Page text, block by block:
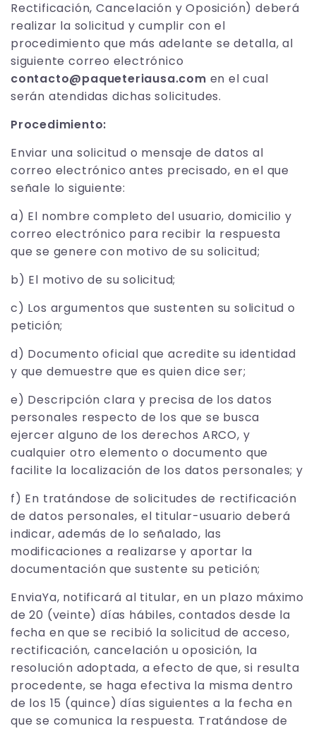
Rectificación, Cancelación y Oposición) deberá
realizar la solicitud y cumplir con el
procedimiento que más adelante se detalla, al
siguiente correo electrónico
contacto@paqueteriausa.com en el cual
serán atendidas dichas solicitudes.
Procedimiento:
Enviar una solicitud o mensaje de datos al
correo electrónico antes precisado, en el que
señale lo siguiente:
a) El nombre completo del usuario, domicilio y
correo electrónico para recibir la respuesta
que se genere con motivo de su solicitud;
b) El motivo de su solicitud;
c) Los argumentos que sustenten su solicitud o
petición;
d) Documento oficial que acredite su identidad
y que demuestre que es quien dice ser;
e) Descripción clara y precisa de los datos
personales respecto de los que se busca
ejercer alguno de los derechos ARCO, y
cualquier otro elemento o documento que
facilite la localización de los datos personales; y
f) En tratándose de solicitudes de rectificación
de datos personales, el titular-usuario deberá
indicar, además de lo señalado, las
modificaciones a realizarse y aportar la
documentación que sustente su petición;
EnviaYa, notificará al titular, en un plazo máximo
de 20 (veinte) días hábiles, contados desde la
fecha en que se recibió la solicitud de acceso,
rectificación, cancelación u oposición, la
resolución adoptada, a efecto de que, si resulta
procedente, se haga efectiva la misma dentro
de los 15 (quince) días siguientes a la fecha en
que se comunica la respuesta. Tratándose de